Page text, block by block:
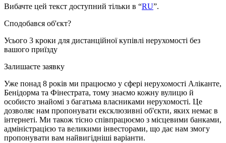
Вибачте цей текст доступний тільки в “RU”.
Сподобався об'єкт?
Усього 3 кроки для дистанційної купівлі нерухомості без
вашого приїзду
Залишаєте заявку
Уже понад 8 років ми працюємо у сфері нерухомості Аліканте,
Бенідорма та Фінестрата, тому знаємо кожну вулицю й
особисто знайомі з багатьма власниками нерухомості. Це
дозволяє нам пропонувати ексклюзивні об'єкти, яких немає в
інтернеті. Ми також тісно співпрацюємо з місцевими банками,
адміністрацією та великими інвесторами, що дає нам змогу
пропонувати вам найвигідніші варіанти.